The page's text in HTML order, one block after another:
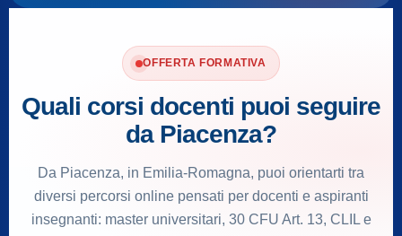
OFFERTA FORMATIVA
Quali corsi docenti puoi seguire
da Piacenza?
Da Piacenza, in Emilia-Romagna, puoi orientarti tra
diversi percorsi online pensati per docenti e aspiranti
insegnanti: master universitari, 30 CFU Art. 13, CLIL e